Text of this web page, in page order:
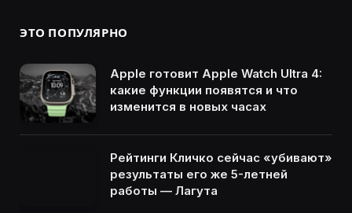
ЭТО ПОПУЛЯРНО
Apple готовит Apple Watch Ultra 4:
какие функции появятся и что
изменится в новых часах
Рейтинги Кличко сейчас «убивают»
результаты его же 5-летней
работы — Лагута